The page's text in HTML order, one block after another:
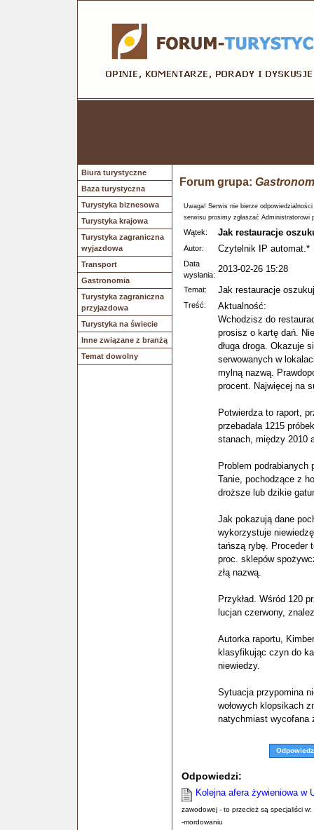
Biura turystyczne
Baza turystyczna
Turystyka biznesowa
Turystyka krajowa
Turystyka zagraniczna
wyjazdowa
Transport
Gastronomia
Turystyka zagraniczna
przyjazdowa
Turystyka na świecie
Inne związane z branżą
Temat dowolny
Forum grupa:
Uwaga! Serwis nie bierze
serwisu prosimy zgłaszać Administratorowi
Wątek: Jak restauracje
Autor: Czytelnik IP automat.*
Data
wysłania:
2013-02-26 15:28
Temat: Jak restauracje
Treść:
Aktualność:
Wchodzisz do
prosisz o kartę dań.
długa droga. Okazuje
serwowanych w
mylną nazwą.
procent. Najwięcej na
Potwierdza to raport,
przebadała 1215
stanach, między 2010
Problem podrabianych
Tanie, pochodzące z
droższe lub dzikie
Jak pokazują dane
wykorzystuje
tańszą rybę. Proceder
proc. sklepów
złą nazwą.
Przykład. Wśród 120
lucjan czerwony,
Autorka raportu,
klasyfikując czyn do
niewiedzy.
Sytuacja przypomina
wołowych klopsikach
natychmiast wycofana
Odpowiedz
Odpowiedzi:
Kolejna afera żywieniowa w
zawodowej - to przecież są specjaliści w:
-mordowaniu